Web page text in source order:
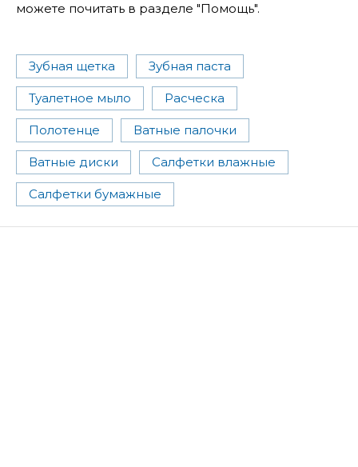
можете почитать в разделе "Помощь".
Зубная щетка Зубная паста
Туалетное мыло Расческа
Полотенце Ватные палочки
Ватные диски Салфетки влажные
Салфетки бумажные